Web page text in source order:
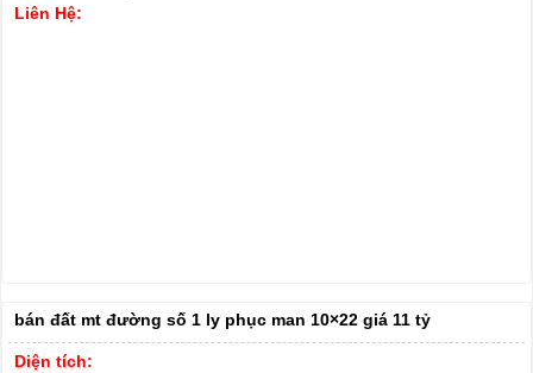
Liên Hệ:
bán đất mt đường số 1 ly phục man 10×22 giá 11 tỷ
Diện tích: